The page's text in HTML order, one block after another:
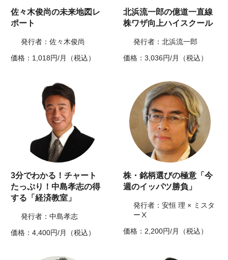
佐々木俊尚の未来地図レ
ポート
発行者：佐々木俊尚
価格：1,018円/月（税込）
北浜流一郎の億道一直線
株ワザ向上ハイスクール
発行者：北浜流一郎
価格：3,036円/月（税込）
3分でわかる！チャート
たっぷり！中島孝志の得
する「経済教室」
発行者：中島孝志
価格：4,400円/月（税込）
株・銘柄選びの極意「今
週のイッパツ勝負」
発行者：安恒 理 × ミスタ
ーⅩ
価格：2,200円/月（税込）